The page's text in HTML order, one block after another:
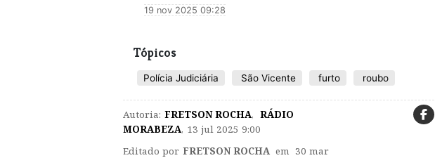
19 nov 2025 09:28
Tópicos
Polícia Judiciária São Vicente furto roubo
Autoria: FRETSON ROCHA, RÁDIO
MORABEZA, 13 jul 2025 9:00
Editado por FRETSON ROCHA em 30 mar